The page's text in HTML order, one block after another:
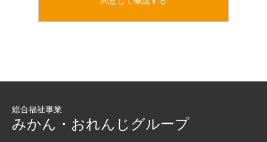
総合福祉事業
みかん・おれんじグループ